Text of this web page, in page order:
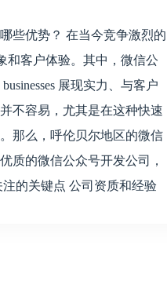
些优势？ 在当今竞争激烈的
和客户体验。其中，微信公
展现实力、与客户
不容易，尤其是在这种快速
那么，呼伦贝尔地区的微信
质的微信公众号开发公司，
的关键点 公司资质和经验